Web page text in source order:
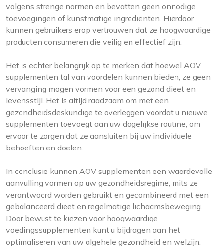
volgens strenge normen en bevatten geen onnodige
toevoegingen of kunstmatige ingrediënten. Hierdoor
kunnen gebruikers erop vertrouwen dat ze hoogwaardige
producten consumeren die veilig en effectief zijn.
Het is echter belangrijk op te merken dat hoewel AOV
supplementen tal van voordelen kunnen bieden, ze geen
vervanging mogen vormen voor een gezond dieet en
levensstijl. Het is altijd raadzaam om met een
gezondheidsdeskundige te overleggen voordat u nieuwe
supplementen toevoegt aan uw dagelijkse routine, om
ervoor te zorgen dat ze aansluiten bij uw individuele
behoeften en doelen.
In conclusie kunnen AOV supplementen een waardevolle
aanvulling vormen op uw gezondheidsregime, mits ze
verantwoord worden gebruikt en gecombineerd met een
gebalanceerd dieet en regelmatige lichaamsbeweging.
Door bewust te kiezen voor hoogwaardige
voedingssupplementen kunt u bijdragen aan het
optimaliseren van uw algehele gezondheid en welzijn.